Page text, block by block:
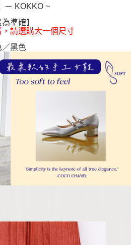
付款，方視為交易完成。
消之訂單仍視為有效，需透過AFTEE先享
後付 」之結帳頁面顯示為準，若有關於
款等相關疑問，請聯繫「AFTEE先享後付
support/home
提供之「AFTEE先享後付」服務完成之交
個人資料，並將交易相關給付款項請求債
覽以下網址：
定代理人或監護人之同意方可使用
申辦者引起之損失，本公司不負相關責
將依據個別帳號之用戶狀況，依本公司即
有額度不足之情形，本公司將視審查結果
他人資訊註冊。若發現惡意使用之情形，
KOKKO ~
準確】
請選購大一個尺寸
／黑色